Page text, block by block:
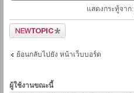
แสดงกระทู้จาก:
ตั้งกระทู้ใหม่
ย้อนกลับไปยัง หน้าเว็บบอร์ด
ผู้ใช้งานขณะนี้